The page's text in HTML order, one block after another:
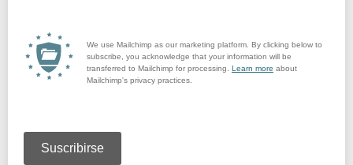
We use Mailchimp as our marketing platform. By clicking below to
subscribe, you acknowledge that your information will be
transferred to Mailchimp for processing. Learn more about
Mailchimp's privacy practices.